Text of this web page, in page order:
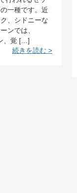
一種です。近
、シドニーな
ンでは、
、覚 […]
続きを読む >